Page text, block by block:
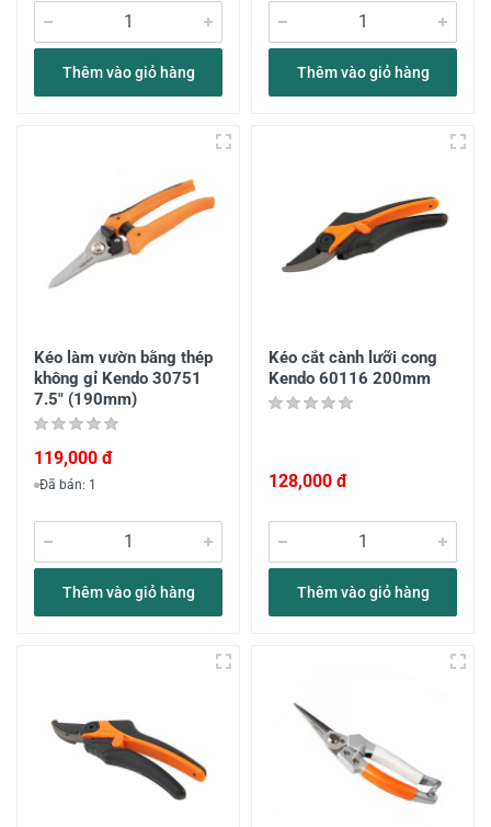
Thêm vào giỏ hàng Thêm vào giỏ hàng
Kéo làm vườn bằng thép
không gỉ Kendo 30751
7.5" (190mm)
119,000 đ
Đã bán: 1
Thêm vào giỏ hàng
Kéo cắt cành lưỡi cong
Kendo 60116 200mm
128,000 đ
Thêm vào giỏ hàng